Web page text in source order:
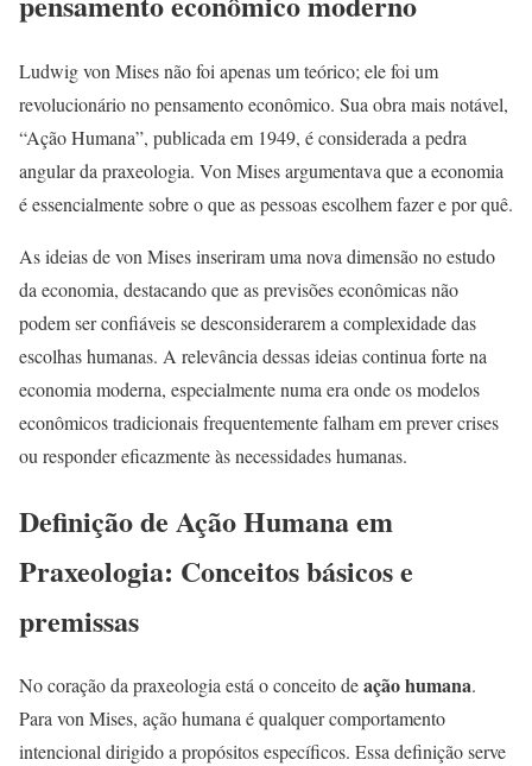
Ludwig von Mises não foi apenas um teórico; ele foi um
revolucionário no pensamento econômico. Sua obra mais notável,
“Ação Humana”, publicada em 1949, é considerada a pedra
angular da praxeologia. Von Mises argumentava que a economia
é essencialmente sobre o que as pessoas escolhem fazer e por quê.
As ideias de von Mises inseriram uma nova dimensão no estudo
da economia, destacando que as previsões econômicas não
podem ser confiáveis se desconsiderarem a complexidade das
escolhas humanas. A relevância dessas ideias continua forte na
economia moderna, especialmente numa era onde os modelos
econômicos tradicionais frequentemente falham em prever crises
ou responder eficazmente às necessidades humanas.
Definição de Ação Humana em
Praxeologia: Conceitos básicos e
premissas
No coração da praxeologia está o conceito deação humana.
Para von Mises, ação humana é qualquer comportamento
intencional dirigido a propósitos específicos. Essa definição serve